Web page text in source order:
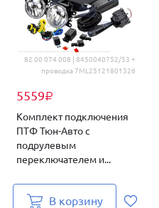
82 00 074 008 | 8450040752/53 +
проводка 7ML25121801326
5559₽
Комплект подключения
ПТФ Тюн-Авто с
подрулевым
переключателем и...
В корзину